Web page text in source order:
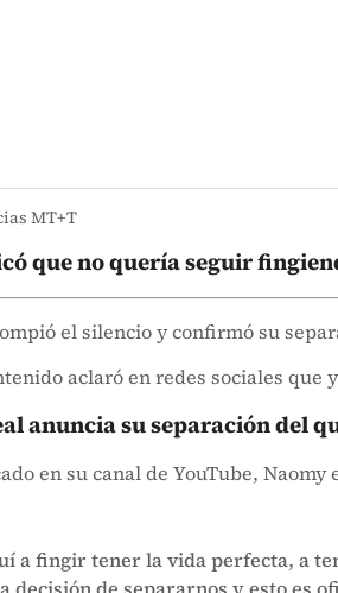
MT+T
que no quería seguir
el silencio y confirmó su
aclaró en redes sociales
anuncia su separación del
en su canal de YouTube,
a fingir tener la vida perfecta, a